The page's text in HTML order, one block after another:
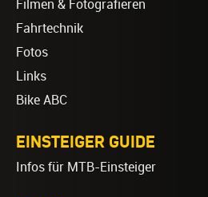
Filmen & Fotografieren
Fahrtechnik
Fotos
Links
Bike ABC
EINSTEIGER GUIDE
Infos für MTB-Einsteiger